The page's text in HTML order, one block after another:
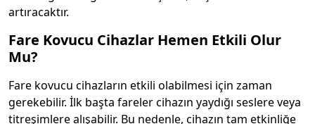
artıracaktır.
Fare Kovucu Cihazlar Hemen Etkili Olur
Mu?
Fare kovucu cihazların etkili olabilmesi için zaman
gerekebilir. İlk başta fareler cihazın yaydığı seslere veya
titreşimlere alışabilir. Bu nedenle, cihazın tam etkinliğe